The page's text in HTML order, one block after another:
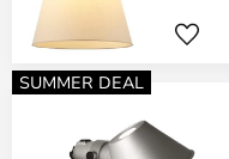
SUMMER DEAL